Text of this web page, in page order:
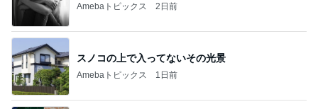
Amebaトピックス 2日前
スノコの上で入ってないその光景
Amebaトピックス 1日前